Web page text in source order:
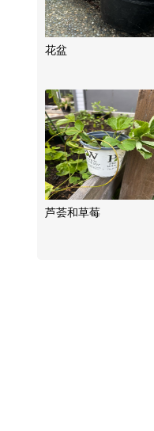
花盆
芦荟和草莓